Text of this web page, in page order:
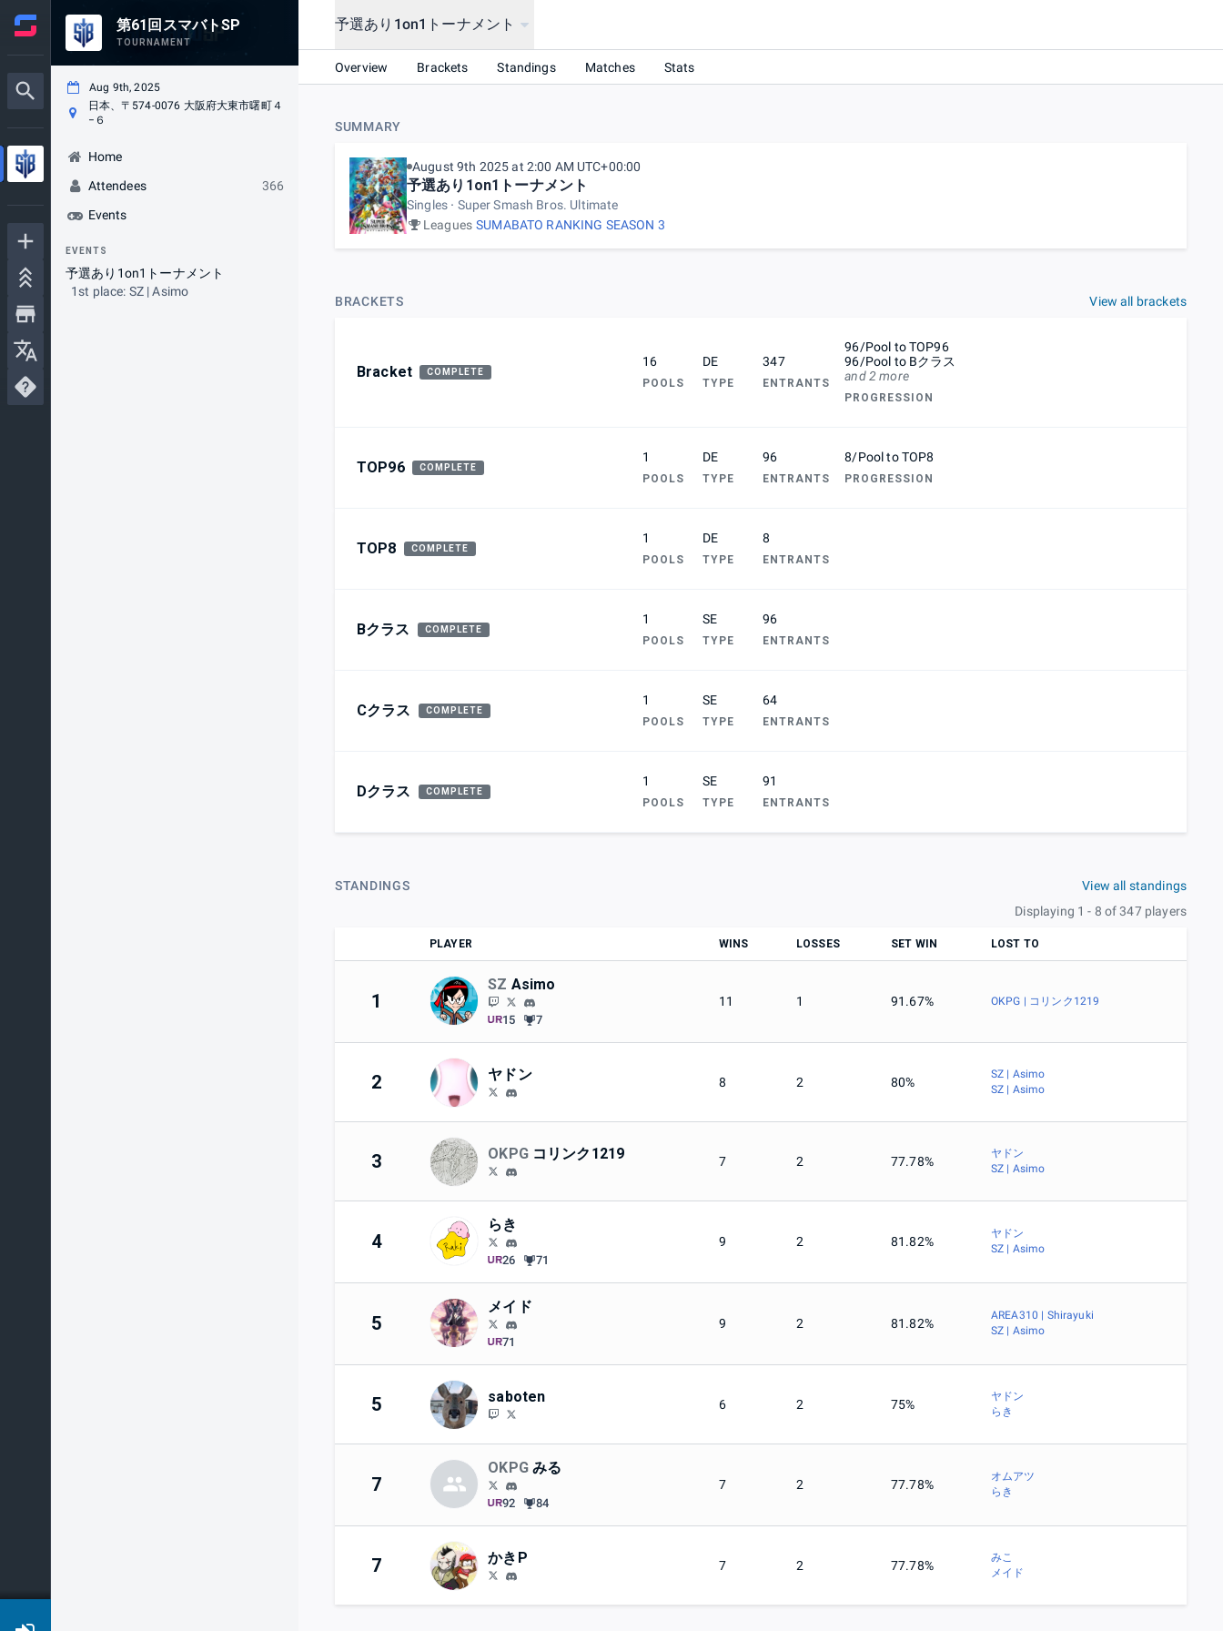
第61回スマバトSP
TOURNAMENT
Aug 9th, 2025
日本、〒574-0076 大阪府大東市曙町４
−６
Home
Attendees
366
Events
EVENTS
予選あり1on1トーナメント
1st place: SZ | Asimo
予選あり1on1トーナメント
Overview Brackets Standings Matches Stats
SUMMARY
August 9th 2025 at 2:00 AM UTC+00:00
予選あり1on1トーナメント
Singles
Super Smash Bros. Ultimate
Leagues SUMABATO RANKING SEASON 3
BRACKETS View all brackets
Bracket COMPLETE
16
POOLS
DE
TYPE
347
ENTRANTS
96/Pool to TOP96
96/Pool to Bクラス
and 2 more
PROGRESSION
TOP96 COMPLETE
1
POOLS
DE
TYPE
96
ENTRANTS
8/Pool to TOP8
PROGRESSION
TOP8 COMPLETE
1
POOLS
DE
TYPE
8
ENTRANTS
Bクラス COMPLETE
1
POOLS
SE
TYPE
96
ENTRANTS
Cクラス COMPLETE
1
POOLS
SE
TYPE
64
ENTRANTS
Dクラス COMPLETE
1
POOLS
SE
TYPE
91
ENTRANTS
STANDINGS
View all standings
Displaying 1 - 8 of 347 players
PLAYER WINS LOSSES SET WIN LOST TO
1
SZ Asimo
15 7
11 1 91.67% OKPG | コリンク1219
2 ヤドン 8 2 80%
SZ | Asimo
SZ | Asimo
3 OKPG コリンク1219 7 2 77.78%
ヤドン
SZ | Asimo
4
らき
26 71
9 2 81.82%
ヤドン
SZ | Asimo
5
メイド
71
9 2 81.82%
AREA310 | Shirayuki
SZ | Asimo
5 saboten 6 2 75%
ヤドン
らき
7
OKPG みる
92 84
7 2 77.78%
オムアツ
らき
7 かきP 7 2 77.78%
みこ
メイド